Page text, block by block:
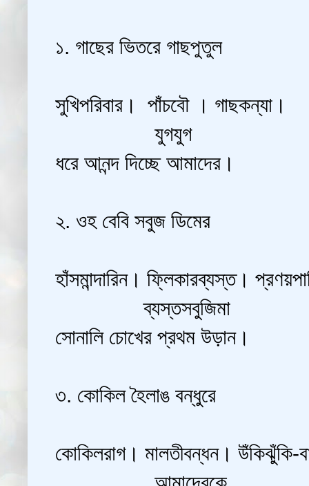
১. গাছের ভিতরে গাছপুতুল
সুখিপরিবার। পাঁচবৌ । গাছকন্যা।
যুগযুগ
ধরে আনন্দ দিচ্ছে আমাদের।
২. ওহ বেবি সবুজ ডিমের
হাঁসমান্দারিন। ফ্লিকারব্যস্ত।
ব্যস্তসবুজিমা
সোনালি চোখের প্রথম উড়ান।
৩. কোকিল হৈলাঙ বন্ধুরে
কোকিলরাগ। মালতীবন্ধন। উঁকিঝুঁকি-